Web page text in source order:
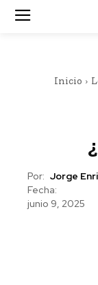
Inicio
Por: Jorge
Fecha:
junio 9, 2025